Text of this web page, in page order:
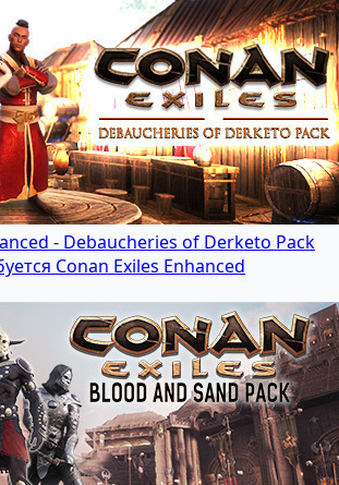
- Debaucheries of Derketo Pack
Conan Exiles Enhanced